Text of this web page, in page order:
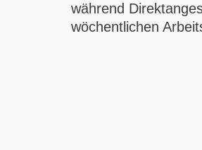
während
wöchentlichen